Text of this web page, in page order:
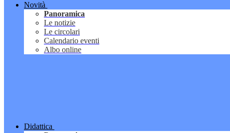
Novità
Panoramica
Le notizie
Le circolari
Calendario eventi
Albo online
Didattica